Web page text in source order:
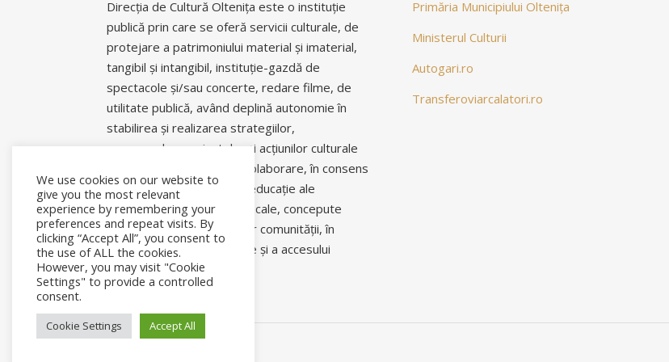
Direcția de Cultură Oltenița este o instituție
publică prin care se oferă servicii culturale, de
protejare a patrimoniului material și imaterial,
tangibil și intangibil, instituție-gazdă de
spectacole și/sau concerte, redare filme, de
utilitate publică, având deplină autonomie în
stabilirea și realizarea strategiilor,
programelor, proiectelor și acțiunilor culturale
și științifice proprii sau în colaborare, în consens
cu politicile culturale și de educație ale
autorităților centrale sau locale, concepute
pentru a răspunde nevoilor comunității, în
asigurarea coeziunii sociale și a accesului
comunitar la informație.
Primăria Municipiului Oltenița
Ministerul Culturii
Autogari.ro
Transferoviarcalatori.ro
We use cookies on our website to
give you the most relevant
experience by remembering your
preferences and repeat visits. By
clicking “Accept All”, you consent to
the use of ALL the cookies.
However, you may visit "Cookie
Settings" to provide a controlled
consent.
Cookie Settings Accept All